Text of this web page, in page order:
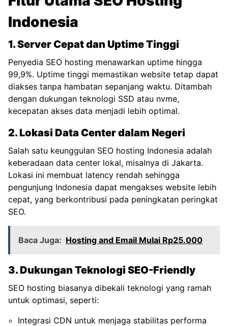
Indonesia
1. Server Cepat dan Uptime Tinggi
Penyedia SEO hosting menawarkan uptime hingga
99,9%. Uptime tinggi memastikan website tetap dapat
diakses tanpa hambatan sepanjang waktu. Ditambah
dengan dukungan teknologi SSD atau nvme,
kecepatan akses data menjadi lebih optimal.
2. Lokasi Data Center dalam Negeri
Salah satu keunggulan SEO hosting Indonesia adalah
keberadaan data center lokal, misalnya di Jakarta.
Lokasi ini membuat latency rendah sehingga
pengunjung Indonesia dapat mengakses website lebih
cepat, yang berkontribusi pada peningkatan peringkat
SEO.
Baca Juga: Hosting and Email Mulai Rp25.000
3. Dukungan Teknologi SEO-Friendly
SEO hosting biasanya dibekali teknologi yang ramah
untuk optimasi, seperti:
Integrasi CDN untuk menjaga stabilitas performa